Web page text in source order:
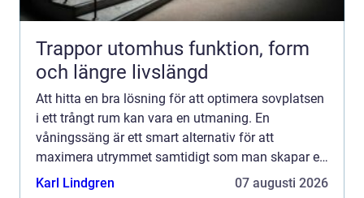
Trappor utomhus funktion, form
och längre livslängd
Att hitta en bra lösning för att optimera sovplatsen
i ett trångt rum kan vara en utmaning. En
våningssäng är ett smart alternativ för att
maximera utrymmet samtidigt som man skapar en
praktisk och stilren sovplat...
Karl Lindgren 07 augusti 2026